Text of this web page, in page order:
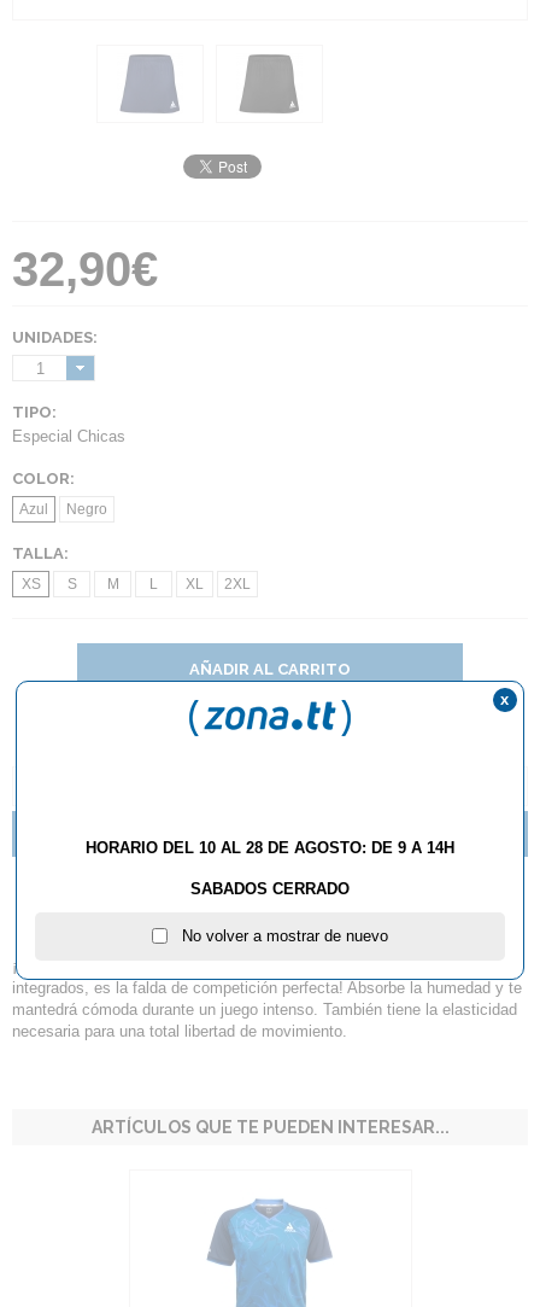
32,90€
UNIDADES:
1
TIPO:
Especial Chicas
COLOR:
Azul Negro
TALLA:
XS S M L XL 2XL
AÑADIR AL CARRITO
NOVEDADES TEXTIL BUTTERFLY 2016
Falda JOOLA Mara 2020
¡La falda JOOLA Mara, que cuenta con pantalones cortos de seguridad
integrados, es la falda de competición perfecta! Absorbe la humedad y te
mantedrá cómoda durante un juego intenso. También tiene la elasticidad
necesaria para una total libertad de movimiento.
ARTÍCULOS QUE TE PUEDEN INTERESAR...
HORARIO DEL 10 AL 28 DE AGOSTO: DE 9 A 14H
SABADOS CERRADO
No volver a mostrar de nuevo
x